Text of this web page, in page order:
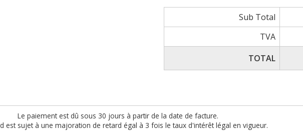
Sub Total
TVA
TOTAL
Le paiement est dû sous 30 jours à partir de la date de facture.
est sujet à une majoration de retard égal à 3 fois le taux d'intérêt légal en vigueur.